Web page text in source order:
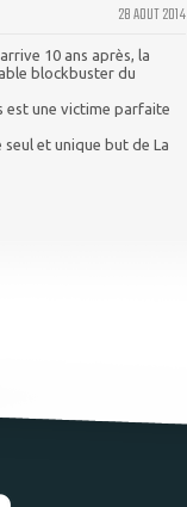
28 AOUT 2014
10 ans après, la
blockbuster du
est une victime parfaite
et unique but de La